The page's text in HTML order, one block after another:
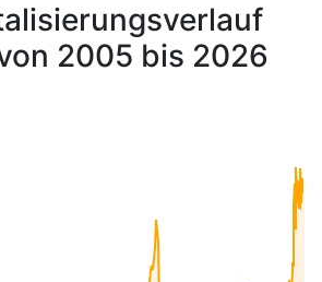
2005 bis 2026